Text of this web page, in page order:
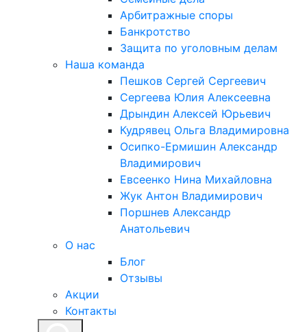
Арбитражные споры
Банкротство
Защита по уголовным делам
Наша команда
Пешков Сергей Сергеевич
Сергеева Юлия Алексеевна
Дрындин Алексей Юрьевич
Кудрявец Ольга Владимировна
Осипко-Ермишин Александр
Владимирович
Евсеенко Нина Михайловна
Жук Антон Владимирович
Поршнев Александр
Анатольевич
О нас
Блог
Отзывы
Акции
Контакты